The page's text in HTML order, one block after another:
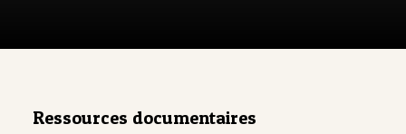
Ressources documentaires